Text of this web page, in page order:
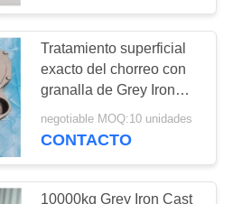
50
Tratamiento superficial
exacto del chorreo con
granalla de Grey Iron
Castings Gear Box del
tamaño
negotiable MOQ:10 unidades
CONTACTO
10000kg Grey Iron Cast